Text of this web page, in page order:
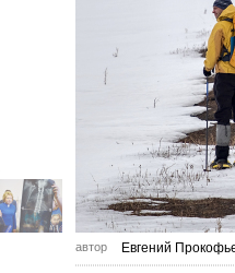
автор Евгений